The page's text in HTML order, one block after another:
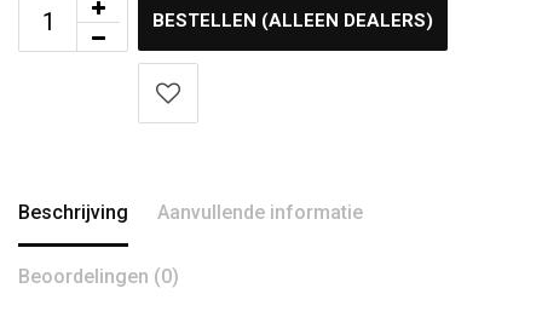
BESTELLEN (ALLEEN DEALERS)
Beschrijving Aanvullende informatie
Beoordelingen (0)